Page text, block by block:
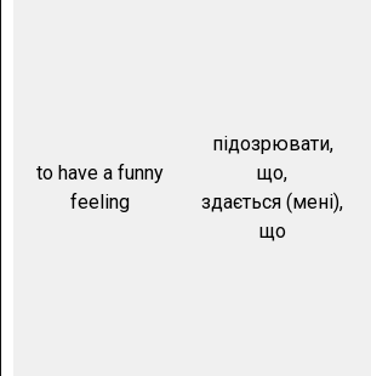
to have a funny
feeling
підозрювати,
що,
здається (мені),
що